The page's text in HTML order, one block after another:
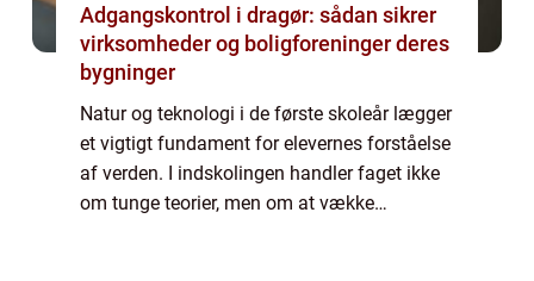
Adgangskontrol i dragør: sådan sikrer
virksomheder og boligforeninger deres
bygninger
Natur og teknologi i de første skoleår lægger
et vigtigt fundament for elevernes forståelse
af verden. I indskolingen handler faget ikke
om tunge teorier, men om at vække